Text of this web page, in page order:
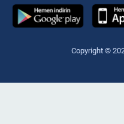
Copyright ©